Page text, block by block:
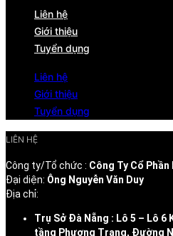
Liên hệ
Giới thiệu
Tuyển dụng
Liên hệ
Giới thiệu
Tuyển dụng
LIÊN HỆ
Công ty/Tổ chức : Công Ty Cổ Phần
Đại diện: Ông Nguyễn Văn Duy
Địa chỉ:
Trụ Sở Đà Nẵng : Lô 5 – Lô 6
tầng Phương Trang, Đường